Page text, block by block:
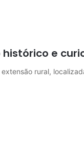
histórico e
rural,